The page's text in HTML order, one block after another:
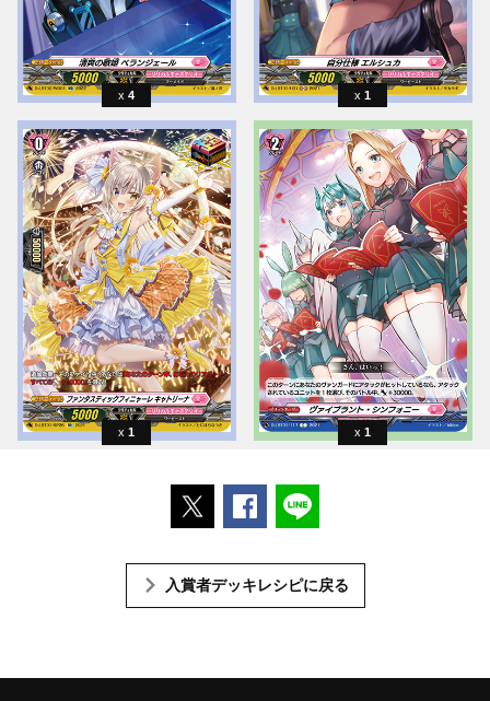
4 1
1 1
ポストするFacebookでシェアする
入賞者デッキレシピに戻る